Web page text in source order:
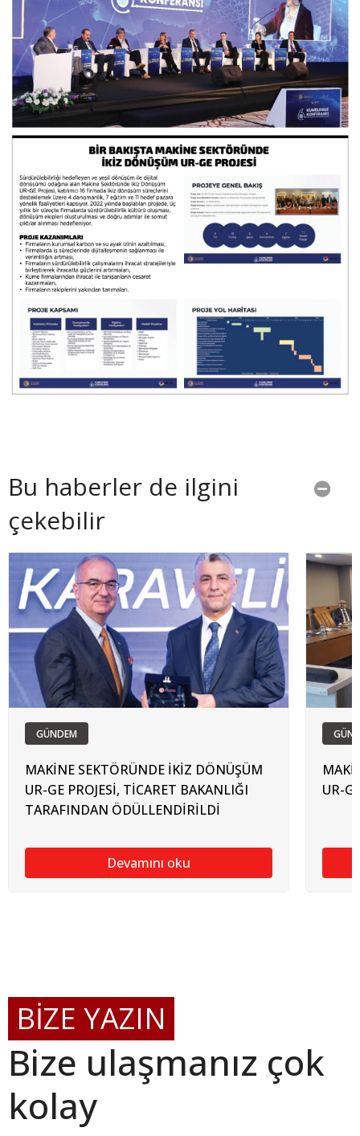
Bu haberler de ilgini
çekebilir
GÜNDEM
MAKİNE SEKTÖRÜNDE İKİZ DÖNÜŞÜM
UR-GE PROJESİ, TİCARET BAKANLIĞI
TARAFINDAN ÖDÜLLENDİRİLDİ
Devamını oku
UR-
BİZE YAZIN
Bize ulaşmanız çok
kolay